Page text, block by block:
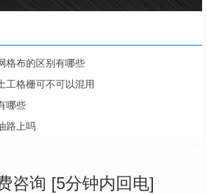
格布的区别有哪些
工格栅可不可以混用
哪些
路上吗
咨询 [5分钟内回电]